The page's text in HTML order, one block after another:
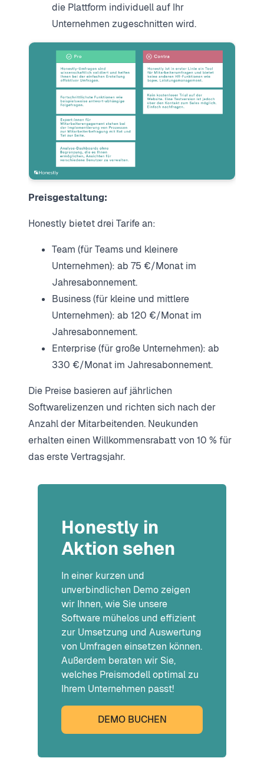
die Plattform individuell auf Ihr
Unternehmen zugeschnitten wird.
Preisgestaltung:
Honestly bietet drei Tarife an:
Team (für Teams und kleinere
Unternehmen): ab 75 €/Monat im
Jahresabonnement.
Business (für kleine und mittlere
Unternehmen): ab 120 €/Monat im
Jahresabonnement.
Enterprise (für große Unternehmen): ab
330 €/Monat im Jahresabonnement.
Die Preise basieren auf jährlichen
Softwarelizenzen und richten sich nach der
Anzahl der Mitarbeitenden. Neukunden
erhalten einen Willkommensrabatt von 10 % für
das erste Vertragsjahr.
Honestly in
Aktion sehen
In einer kurzen und
unverbindlichen Demo zeigen
wir Ihnen, wie Sie unsere
Software mühelos und effizient
zur Umsetzung und Auswertung
von Umfragen einsetzen können.
Außerdem beraten wir Sie,
welches Preismodell optimal zu
Ihrem Unternehmen passt!
DEMO BUCHEN